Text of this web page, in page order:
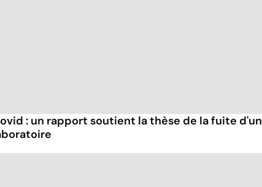
: un rapport soutient la thèse de la fuite d'un